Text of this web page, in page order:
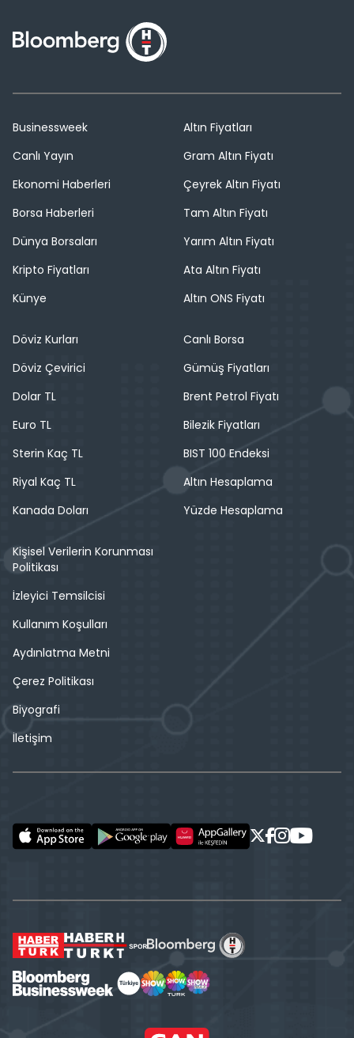
Businessweek
Canlı Yayın
Ekonomi Haberleri
Borsa Haberleri
Dünya Borsaları
Kripto Fiyatları
Künye
Altın Fiyatları
Gram Altın Fiyatı
Çeyrek Altın Fiyatı
Tam Altın Fiyatı
Yarım Altın Fiyatı
Ata Altın Fiyatı
Altın ONS Fiyatı
Döviz Kurları
Döviz Çevirici
Dolar TL
Euro TL
Sterin Kaç TL
Riyal Kaç TL
Kanada Doları
Canlı Borsa
Gümüş Fiyatları
Brent Petrol Fiyatı
Bilezik Fiyatları
BIST 100 Endeksi
Altın Hesaplama
Yüzde Hesaplama
Kişisel Verilerin Korunması
Politikası
İzleyici Temsilcisi
Kullanım Koşulları
Aydınlatma Metni
Çerez Politikası
Biyografi
İletişim